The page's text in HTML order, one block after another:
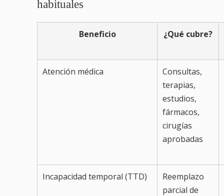
habituales
Beneficio ¿Qué cubre?
Atención médica
Consultas,
terapias,
estudios,
fármacos,
cirugías
aprobadas
Incapacidad temporal (TTD)
Reemplazo
parcial de